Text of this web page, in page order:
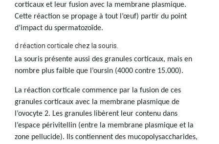
corticaux et leur fusion avec la membrane plasmique.
Cette réaction se propage à tout l’œuf) partir du point
d’impact du spermatozoïde.
d réaction corticale chez la souris.
La souris présente aussi des granules corticaux, mais en
nombre plus faible que l’oursin (4000 contre 15.000).
La réaction corticale commence par la fusion de ces
granules corticaux avec la membrane plasmique de
l’ovocyte 2. Les granules libèrent leur contenu dans
l’espace périvitellin (entre la membrane plasmique et la
zone pellucide). Ils contiennent des mucopolysaccharides,